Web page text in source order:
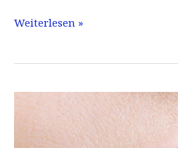
Ansigtsolie
Weiterlesen »